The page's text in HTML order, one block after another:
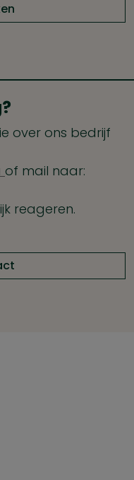
over ons bedrijf
of mail naar:
reageren.